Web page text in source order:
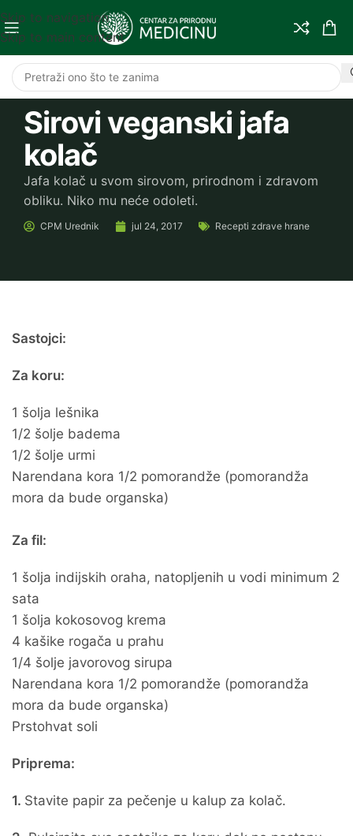
Skip to navigation
Skip to main content
Sirovi veganski jafa
kolač
Jafa kolač u svom sirovom, prirodnom i zdravom
obliku. Niko mu neće odoleti.
CPM Urednik jul 24, 2017 Recepti zdrave hrane
Sastojci:
Za koru:
1 šolja lešnika
1/2 šolje badema
1/2 šolje urmi
Narendana kora 1/2 pomorandže (pomorandža
mora da bude organska)
Za fil:
1 šolja indijskih oraha, natopljenih u vodi minimum 2
sata
1 šolja kokosovog krema
4 kašike rogača u prahu
1/4 šolje javorovog sirupa
Narendana kora 1/2 pomorandže (pomorandža
mora da bude organska)
Prstohvat soli
Priprema:
1. Stavite papir za pečenje u kalup za kolač.